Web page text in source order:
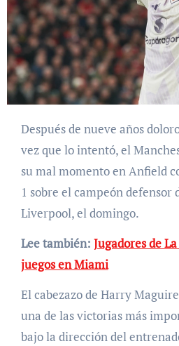
Después de nueve años dolorosos, y por undécima
vez que lo intentó, el
su mal momento en Anfield
1 sobre el campeón defensor
Liverpool, el domingo.
Lee también: Jugadores de
juegos en Miami
El cabezazo de Harry
una de las victorias más
bajo la dirección del